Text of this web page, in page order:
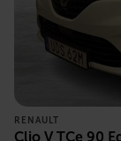
RENAULT
Clio V TCe 90